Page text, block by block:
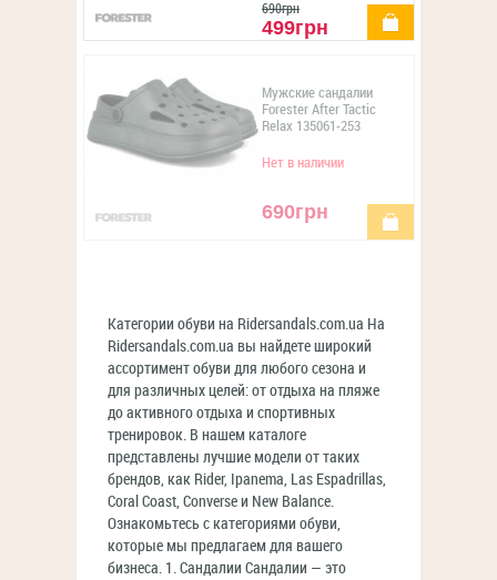
690грн
499грн
купить
Мужские сандалии
Forester After Tactic
Relax 135061-253
Нет в наличии
690грн купить
Категории обуви на Ridersandals.com.ua На
Ridersandals.com.ua вы найдете широкий
ассортимент обуви для любого сезона и
для различных целей: от отдыха на пляже
до активного отдыха и спортивных
тренировок. В нашем каталоге
представлены лучшие модели от таких
брендов, как Rider, Ipanema, Las Espadrillas,
Coral Coast, Converse и New Balance.
Ознакомьтесь с категориями обуви,
которые мы предлагаем для вашего
бизнеса. 1. Сандалии Сандалии — это